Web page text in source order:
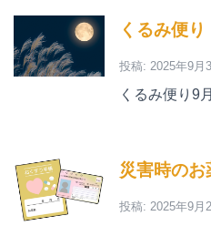
くるみ便
投稿: 2025年9月
くるみ便り9
災害時のお
投稿: 2025年9月